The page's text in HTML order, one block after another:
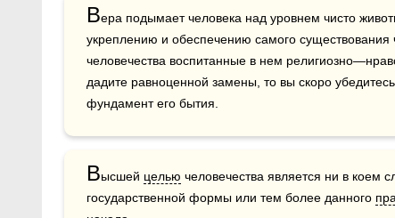
Вера подымает человека над уровнем чисто
укреплению и обеспечению самого
человечества воспитанные в нем
дадите равноценной замены, то вы скоро
фундамент его бытия.
Высшей целью человечества является ни в коем
государственной формы или тем более данного